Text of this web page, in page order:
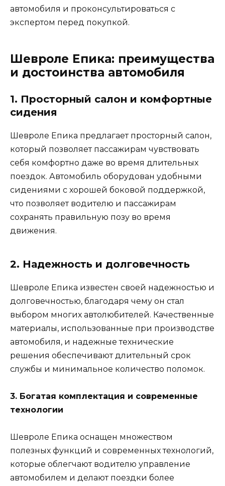
автомобиля и проконсультироваться с
экспертом перед покупкой.
Шевроле Епика: преимущества
и достоинства автомобиля
1. Просторный салон и комфортные
сидения
Шевроле Епика предлагает просторный салон,
который позволяет пассажирам чувствовать
себя комфортно даже во время длительных
поездок. Автомобиль оборудован удобными
сидениями с хорошей боковой поддержкой,
что позволяет водителю и пассажирам
сохранять правильную позу во время
движения.
2. Надежность и долговечность
Шевроле Епика известен своей надежностью и
долговечностью, благодаря чему он стал
выбором многих автолюбителей. Качественные
материалы, использованные при производстве
автомобиля, и надежные технические
решения обеспечивают длительный срок
службы и минимальное количество поломок.
3. Богатая комплектация и современные
технологии
Шевроле Епика оснащен множеством
полезных функций и современных технологий,
которые облегчают водителю управление
автомобилем и делают поездки более